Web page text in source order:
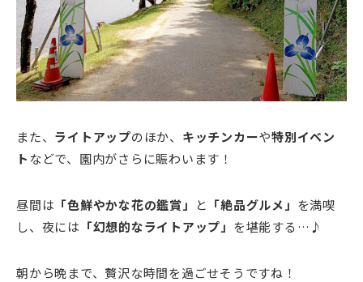
また、 ライトアップのほか、 キッチンカーや特別イベン
ト などで、園内がさらに賑わいます！
昼間は 「色鮮やかな花の鑑賞」 と 「絶品グルメ」 を満喫
し、夜には 「幻想的なライトアップ」 を堪能する…♪
朝から晩まで、贅沢な時間を過ごせそうですね！